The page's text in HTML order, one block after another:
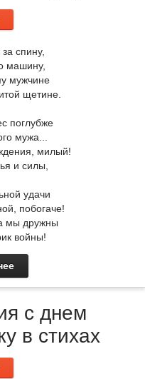
спину,
машину,
мужчине
щетине.
поглубже
мужа...
милый!
и силы,
удачи
побогаче!
мы дружны
войны!
с днем
в стихах